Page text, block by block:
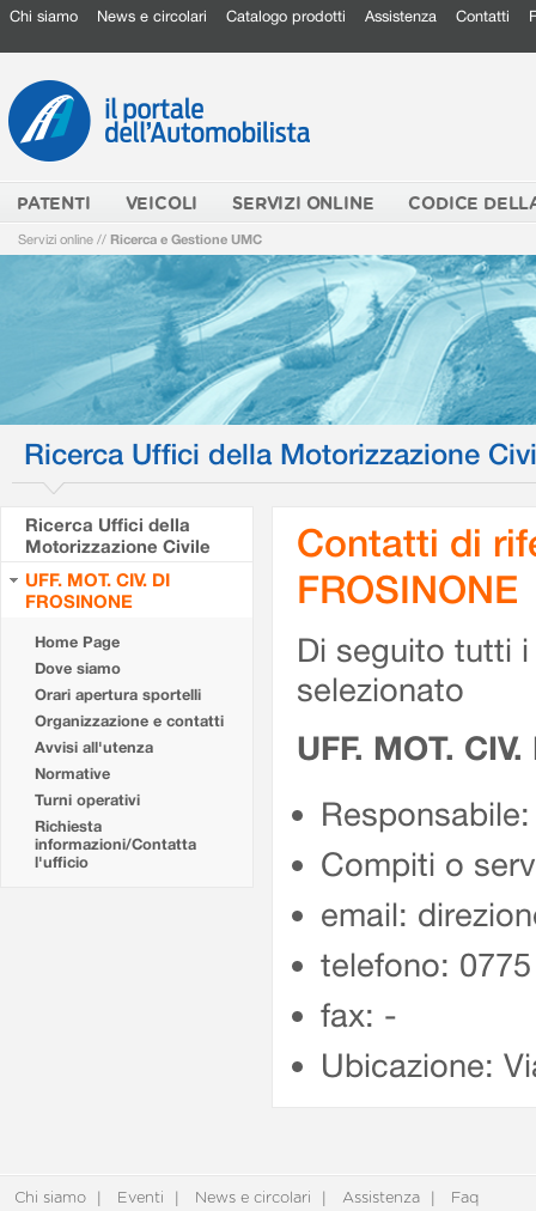
Chi siamo News e circolari Catalogo prodotti Assistenza Contatti
PATENTI VEICOLI SERVIZI ONLINE CODICE
Servizi online // Ricerca e Gestione UMC
Ricerca Uffici della Motorizzazione
Ricerca Uffici della
Motorizzazione Civile
UFF. MOT. CIV. DI
FROSINONE
Home Page
Dove siamo
Orari apertura sportelli
Organizzazione e contatti
Avvisi all'utenza
Normative
Turni operativi
Richiesta
informazioni/Contatta
l'ufficio
Contatti di
FROSINONE
Di seguito tutti
selezionato
UFF. MOT.
Compiti o
email:
telefono:
fax: -
Ubicazione:
Chi siamo Eventi News e circolari Assistenza Faq